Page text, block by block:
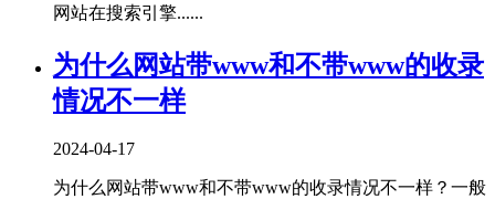
网站在搜索引擎......
为什么网站带www和不带www的收录
情况不一样
2024-04-17
为什么网站带www和不带www的收录情况不一样？一般